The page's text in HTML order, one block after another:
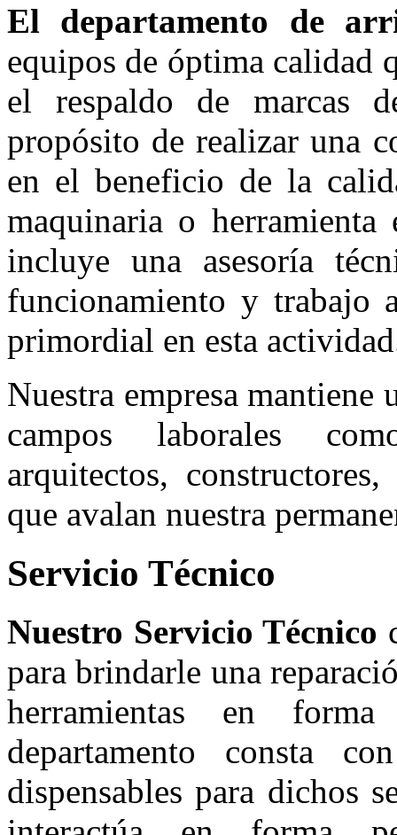
El departamento de
equipos de óptima calidad
el respaldo de marcas
propósito de realizar una
en el beneficio de la
maquinaria o herramienta
incluye una asesoría
funcionamiento y trabajo
primordial en esta
Nuestra empresa mantiene
campos laborales
arquitectos,
que avalan nuestra
Servicio Técnico
Nuestro Servicio Técnico
para brindarle una
herramientas en
departamento consta
dispensables para dichos